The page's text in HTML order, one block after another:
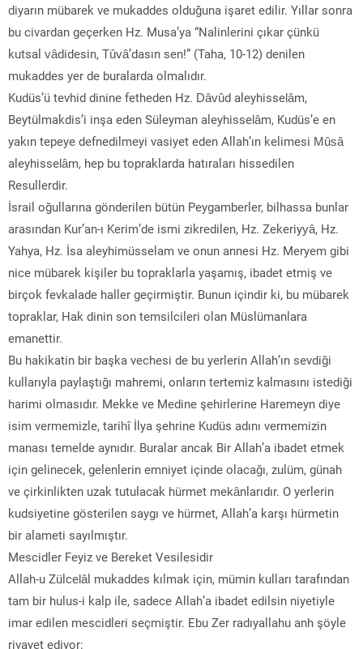
diyarın mübarek ve mukaddes olduğuna işaret edilir. Yıllar sonra
bu civardan geçerken Hz. Musa’ya “Nalinlerini çıkar çünkü
kutsal vâdidesin, Tûvâ’dasın sen!” (Taha, 10-12) denilen
mukaddes yer de buralarda olmalıdır.
Kudüs’ü tevhid dinine fetheden Hz. Dâvûd aleyhisselâm,
Beytülmakdis’i inşa eden Süleyman aleyhisselâm, Kudüs’e en
yakın tepeye defnedilmeyi vasiyet eden Allah’ın kelimesi Mûsâ
aleyhisselâm, hep bu topraklarda hatıraları hissedilen
Resullerdir.
İsrail oğullarına gönderilen bütün Peygamberler, bilhassa bunlar
arasından Kur’an-ı Kerim’de ismi zikredilen, Hz. Zekeriyyâ, Hz.
Yahya, Hz. İsa aleyhimüsselam ve onun annesi Hz. Meryem gibi
nice mübarek kişiler bu topraklarla yaşamış, ibadet etmiş ve
birçok fevkalade haller geçirmiştir. Bunun içindir ki, bu mübarek
topraklar, Hak dinin son temsilcileri olan Müslümanlara
emanettir.
Bu hakikatin bir başka vechesi de bu yerlerin Allah’ın sevdiği
kullarıyla paylaştığı mahremi, onların tertemiz kalmasını istediği
harimi olmasıdır. Mekke ve Medine şehirlerine Haremeyn diye
isim vermemizle, tarihî İlya şehrine Kudüs adını vermemizin
manası temelde aynıdır. Buralar ancak Bir Allah’a ibadet etmek
için gelinecek, gelenlerin emniyet içinde olacağı, zulüm, günah
ve çirkinlikten uzak tutulacak hürmet mekânlarıdır. O yerlerin
kudsiyetine gösterilen saygı ve hürmet, Allah’a karşı hürmetin
bir alameti sayılmıştır.
Mescidler Feyiz ve Bereket Vesilesidir
Allah-u Zülcelâl mukaddes kılmak için, mümin kulları tarafından
tam bir hulus-i kalp ile, sadece Allah’a ibadet edilsin niyetiyle
imar edilen mescidleri seçmiştir. Ebu Zer radıyallahu anh şöyle
rivayet ediyor: